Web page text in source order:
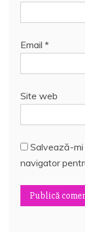
Email *
Site web
Salvează-mi
navigator